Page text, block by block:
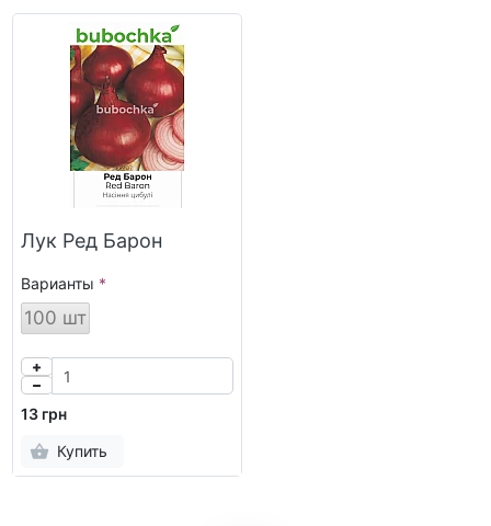
Лук Ред Барон
Варианты
100 шт
13 грн
Купить